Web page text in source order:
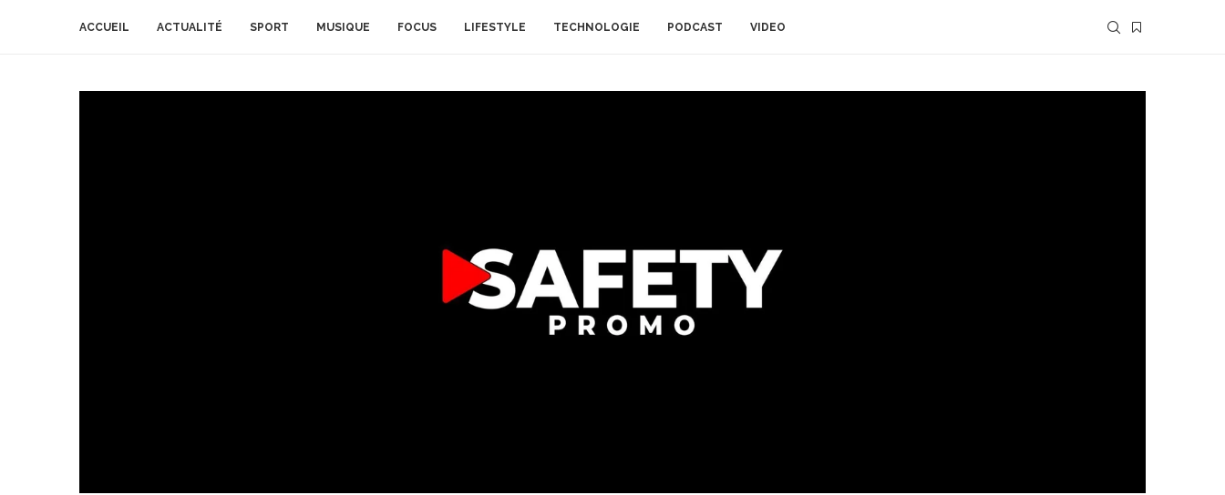
ACCUEIL ACTUALITÉ SPORT MUSIQUE FOCUS LIFESTYLE TECHNOLOGIE PODCAST VIDEO